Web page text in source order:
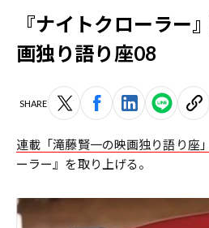
『ナイトクローラー
画独り語り座08
SHARE
連載「滝藤賢一の映画独り語り座
ーラー』を取り上げる。